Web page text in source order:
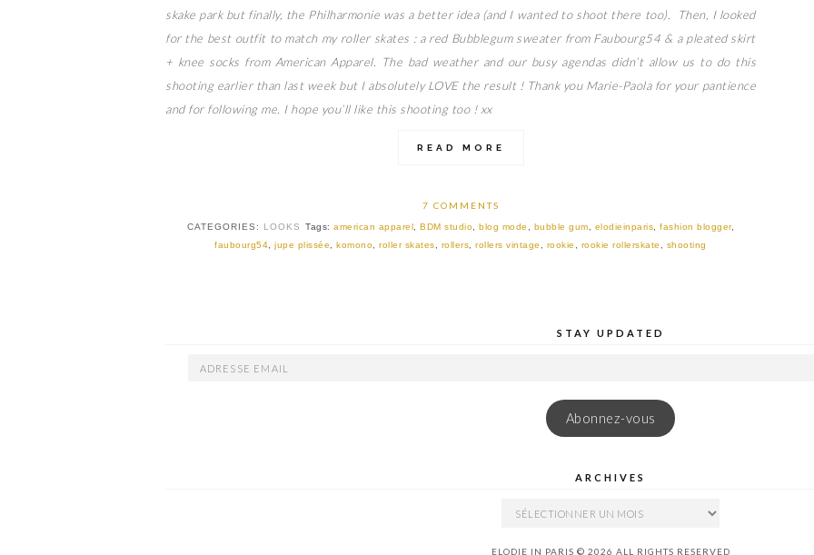
skake park but finally, the Philharmonie was a better idea (and I wanted to shoot there too). Then, I looked
for the best outfit to match my roller skates : a red Bubblegum sweater from Faubourg54 & a pleated skirt
+ knee socks from American Apparel. The bad weather and our busy agendas didn’t allow us to do this
shooting earlier than last week but I absolutely LOVE the result ! Thank you Marie-Paola for your pantience
and for following me. I hope you’ll like this shooting too ! xx
READ MORE
7 COMMENTS
CATEGORIES: LOOKS Tags: american apparel, BDM studio, blog mode , bubble gum, elodieinparis, fashion blogger,
faubourg54,jupe plissée,komono,roller skates, rollers,rollers vintage , rookie , rookie rollerskate , shooting
STAY UPDATED
ADRESSE
Abonnez-vous
ARCHIVES
ARCHIVES
ELODIE IN PARIS © 2026 ALL RIGHTS RESERVED